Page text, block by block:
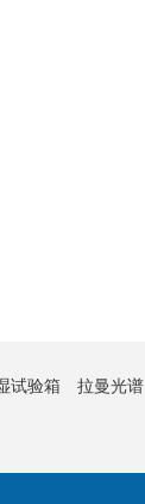
试验箱 拉曼光谱